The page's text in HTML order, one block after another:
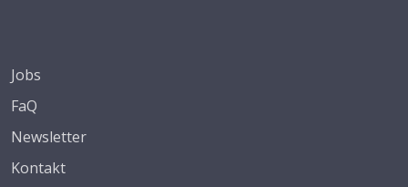
Jobs
FaQ
Newsletter
Kontakt